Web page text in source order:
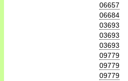
06657
06684
03693
03693
03693
09779
09779
09779